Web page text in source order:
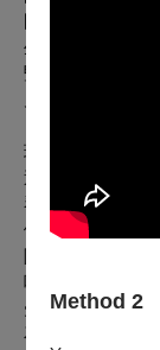
Method 2
國立台灣師範大
生於高雄市。
暨表演藝術大學
現任長榮交響樂
遍台灣、大陸、
琴家瓦洛金、伽
儒、嚴俊傑、林
陳冠宇、胡志龍
咪．波特、文生
矢、胡志瑋、羅
石、江淑君、林